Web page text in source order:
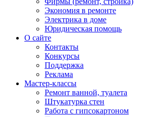
Экономия в ремонте
Электрика в доме
Юридическая помощь
О сайте
Контакты
Конкурсы
Поддержка
Реклама
Мастер-классы
Ремонт ванной, туалета
Штукатурка стен
Работа с гипсокартоном